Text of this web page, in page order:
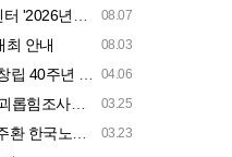
08.07
업 안내' (교육/컨설팅)
08.03
최 안내
04.06
기념 행사 안내'
03.25
사업 안내' (교육/컨설팅)
03.23
소 부소장 부친상)